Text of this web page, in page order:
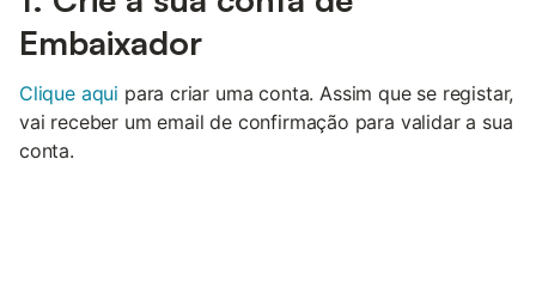
Embaixador
Clique aqui para criar uma conta. Assim que se registar,
vai receber um email de confirmação para validar a sua
conta.